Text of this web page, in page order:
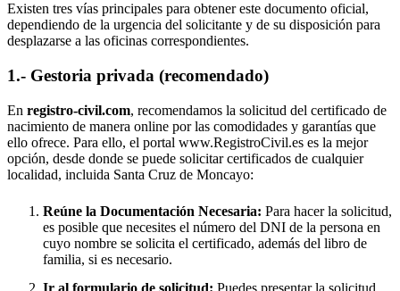
Existen tres vías principales para obtener este documento oficial,
dependiendo de la urgencia del solicitante y de su disposición para
desplazarse a las oficinas correspondientes.
1.- Gestoria privada (recomendado)
En registro-civil.com, recomendamos la solicitud del certificado de
nacimiento de manera online por las comodidades y garantías que
ello ofrece. Para ello, el portal www.RegistroCivil.es es la mejor
opción, desde donde se puede solicitar certificados de cualquier
localidad, incluida Santa Cruz de Moncayo:
Reúne la Documentación Necesaria: Para hacer la solicitud,
es posible que necesites el número del DNI de la persona en
cuyo nombre se solicita el certificado, además del libro de
familia, si es necesario.
Ir al formulario de solicitud: Puedes presentar la solicitud